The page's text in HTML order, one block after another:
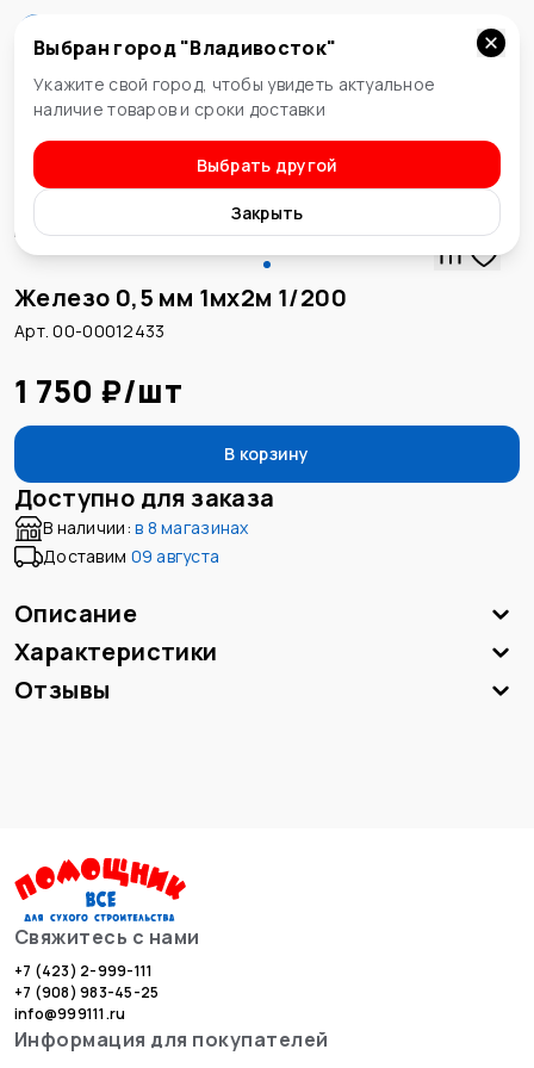
Владивосток
Выбран город "Владивосток"
Укажите свой город, чтобы увидеть актуальное
наличие товаров и сроки доставки
Выбрать другой
Закрыть
Металлопрокат
Железо 0,5 мм 1мх2м 1/200
Арт. 00-00012433
1 750 ₽/шт
В корзину
Доступно для заказа
В наличии: в 8 магазинах
Доставим 09 августа
Описание
Характеристики
Отзывы
Свяжитесь с нами
+7 (423) 2-999-111
+7 (908) 983-45-25
info@999111.ru
Информация для покупателей